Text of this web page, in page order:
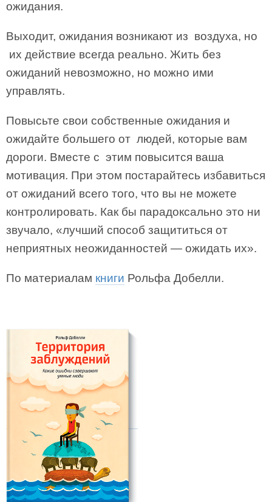
ожидания.
Выходит, ожидания возникают из воздуха, но
их действие всегда реально. Жить без
ожиданий невозможно, но можно ими
управлять.
Повысьте свои собственные ожидания и
ожидайте большего от людей, которые вам
дороги. Вместе с этим повысится ваша
мотивация. При этом постарайтесь избавиться
от ожиданий всего того, что вы не можете
контролировать. Как бы парадоксально это ни
звучало, «лучший способ защититься от
неприятных неожиданностей — ожидать их».
По материалам книги Рольфа Добелли.